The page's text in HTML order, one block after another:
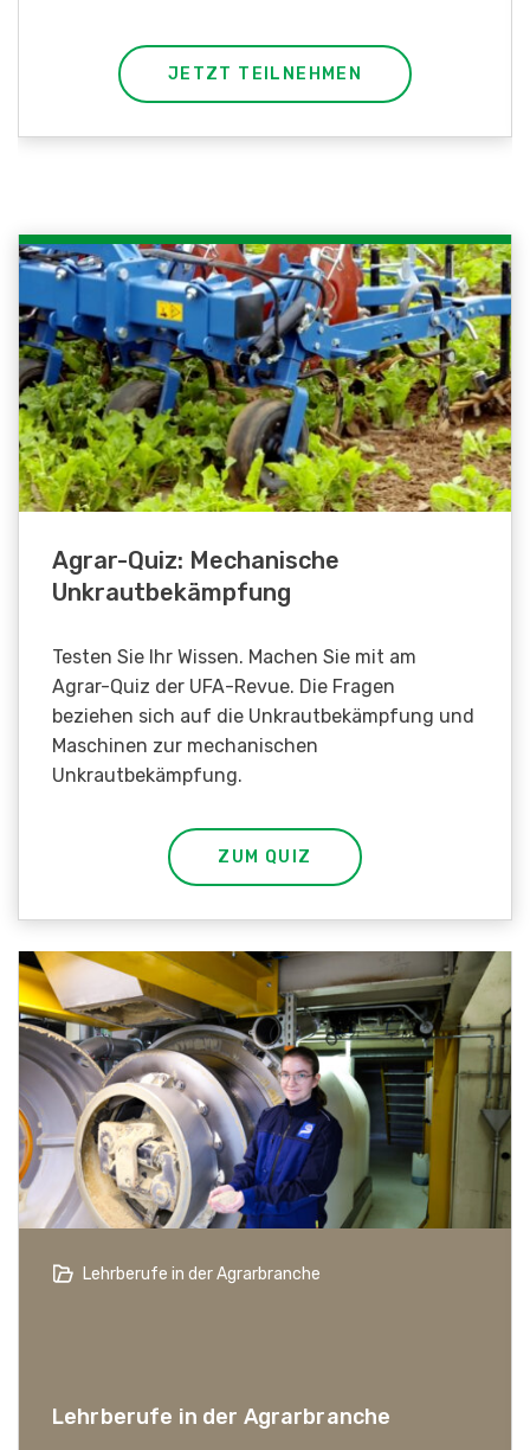
JETZT TEILNEHMEN
Agrar-Quiz: Mechanische
Unkrautbekämpfung
Testen Sie Ihr Wissen. Machen Sie mit am
Agrar-Quiz der UFA-Revue. Die Fragen
beziehen sich auf die Unkrautbekämpfung und
Maschinen zur mechanischen
Unkrautbekämpfung.
ZUM QUIZ
Lehrberufe in der Agrarbranche
Lehrberufe in der Agrarbranche